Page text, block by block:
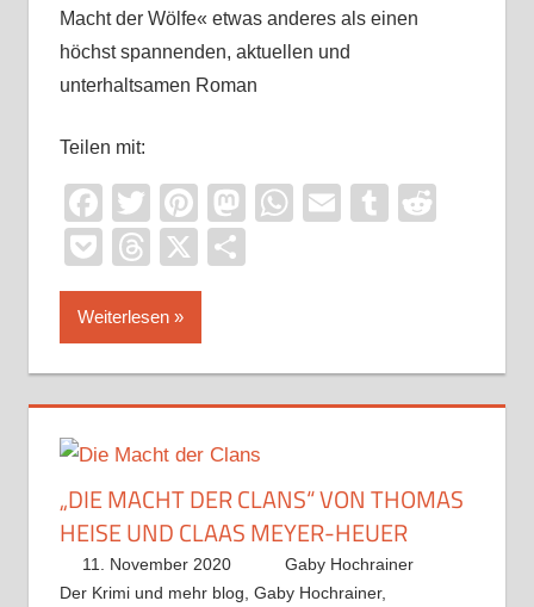
Macht der Wölfe« etwas anderes als einen
höchst spannenden, aktuellen und
unterhaltsamen Roman
Teilen mit:
Facebook
TwitterPinterest
Mastodon
WhatsApp
EmailTumblr
PocketThreads
X
Weiterlesen
„DIE MACHT DER CLANS“ VON THOMAS
HEISE UND CLAAS MEYER-HEUER
11. November 2020
Gaby Hochrainer
Der Krimi und mehr blog Gaby Hochrainer,